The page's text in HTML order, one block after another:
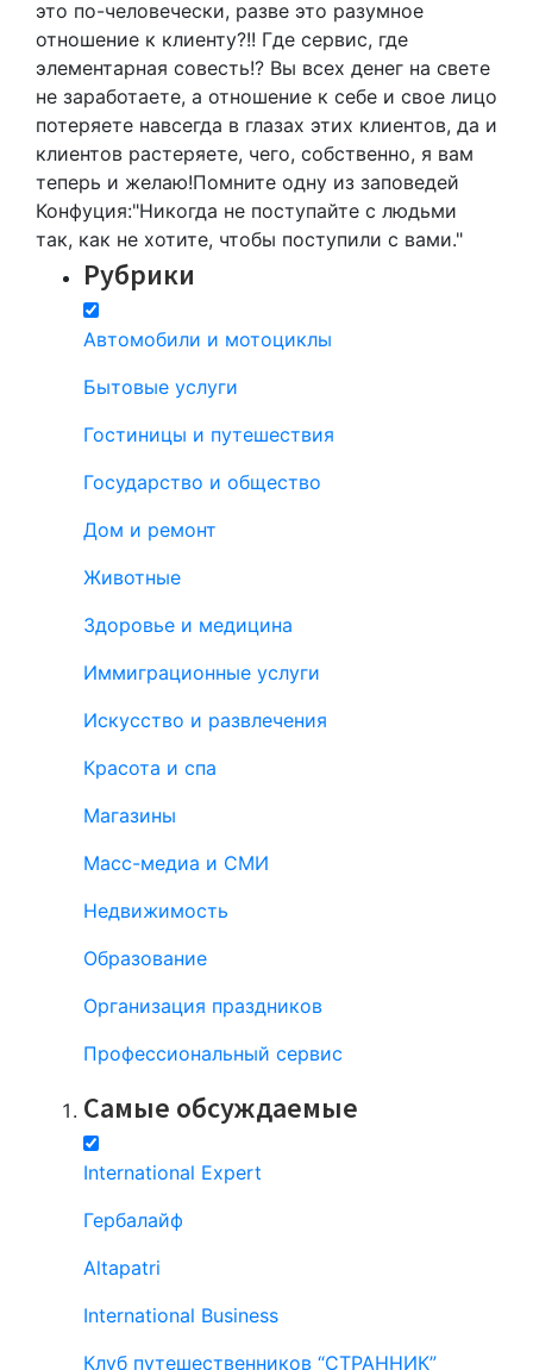
это по-человечески, разве это разумное
отношение к клиенту?!! Где сервис, где
элементарная совесть!? Вы всех денег на свете
не заработаете, а отношение к себе и свое лицо
потеряете навсегда в глазах этих клиентов, да и
клиентов растеряете, чего, собственно, я вам
теперь и желаю!Помните одну из заповедей
Конфуция:"Никогда не поступайте с людьми
так, как не хотите, чтобы поступили с вами."
Рубрики
Автомобили и мотоциклы
Бытовые услуги
Гостиницы и путешествия
Государство и общество
Дом и ремонт
Животные
Здоровье и медицина
Иммиграционные услуги
Искусство и развлечения
Красота и спа
Магазины
Масс-медиа и СМИ
Недвижимость
Образование
Организация праздников
Профессиональный сервис
Самые обсуждаемые
International Expert
Гербалайф
Altapatri
International Business
Клуб путешественников “СТРАННИК”